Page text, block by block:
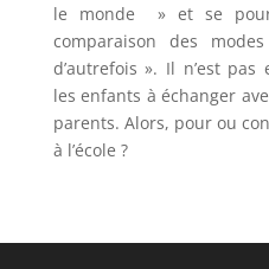
le monde » et se
comparaison des
d’autrefois ». Il n’est pas
les enfants à échanger
parents. Alors, pour ou
à l’école ?